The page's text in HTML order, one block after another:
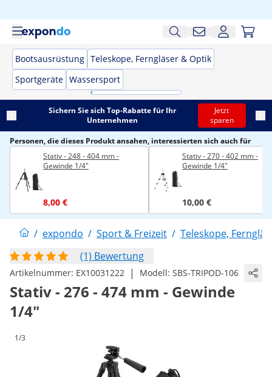
Bootsausrüstung Teleskope, Ferngläser & Optik
Sportgeräte Wassersport
Sichern Sie sich Top-Rabatte für Ihr
Unternehmen
Jetzt
sparen
Personen, die dieses Produkt ansahen, interessierten sich auch für
Stativ - 248 - 404 mm -
Gewinde 1/4"
8,00 €
Stativ - 270 - 402 mm -
Gewinde 1/4"
10,00 €
/ expondo / Sport & Freizeit / Teleskope,
(1) Bewertung
Artikelnummer: EX10031222 | Modell: SBS-TRIPOD-106
Stativ - 276 - 474 mm - Gewinde
1/4"
1/3